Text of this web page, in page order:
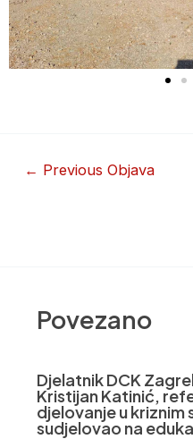
← Previous Objava
Povezano
Djelatnik DCK
Kristijan Katinić,
djelovanje u kriznim
sudjelovao na